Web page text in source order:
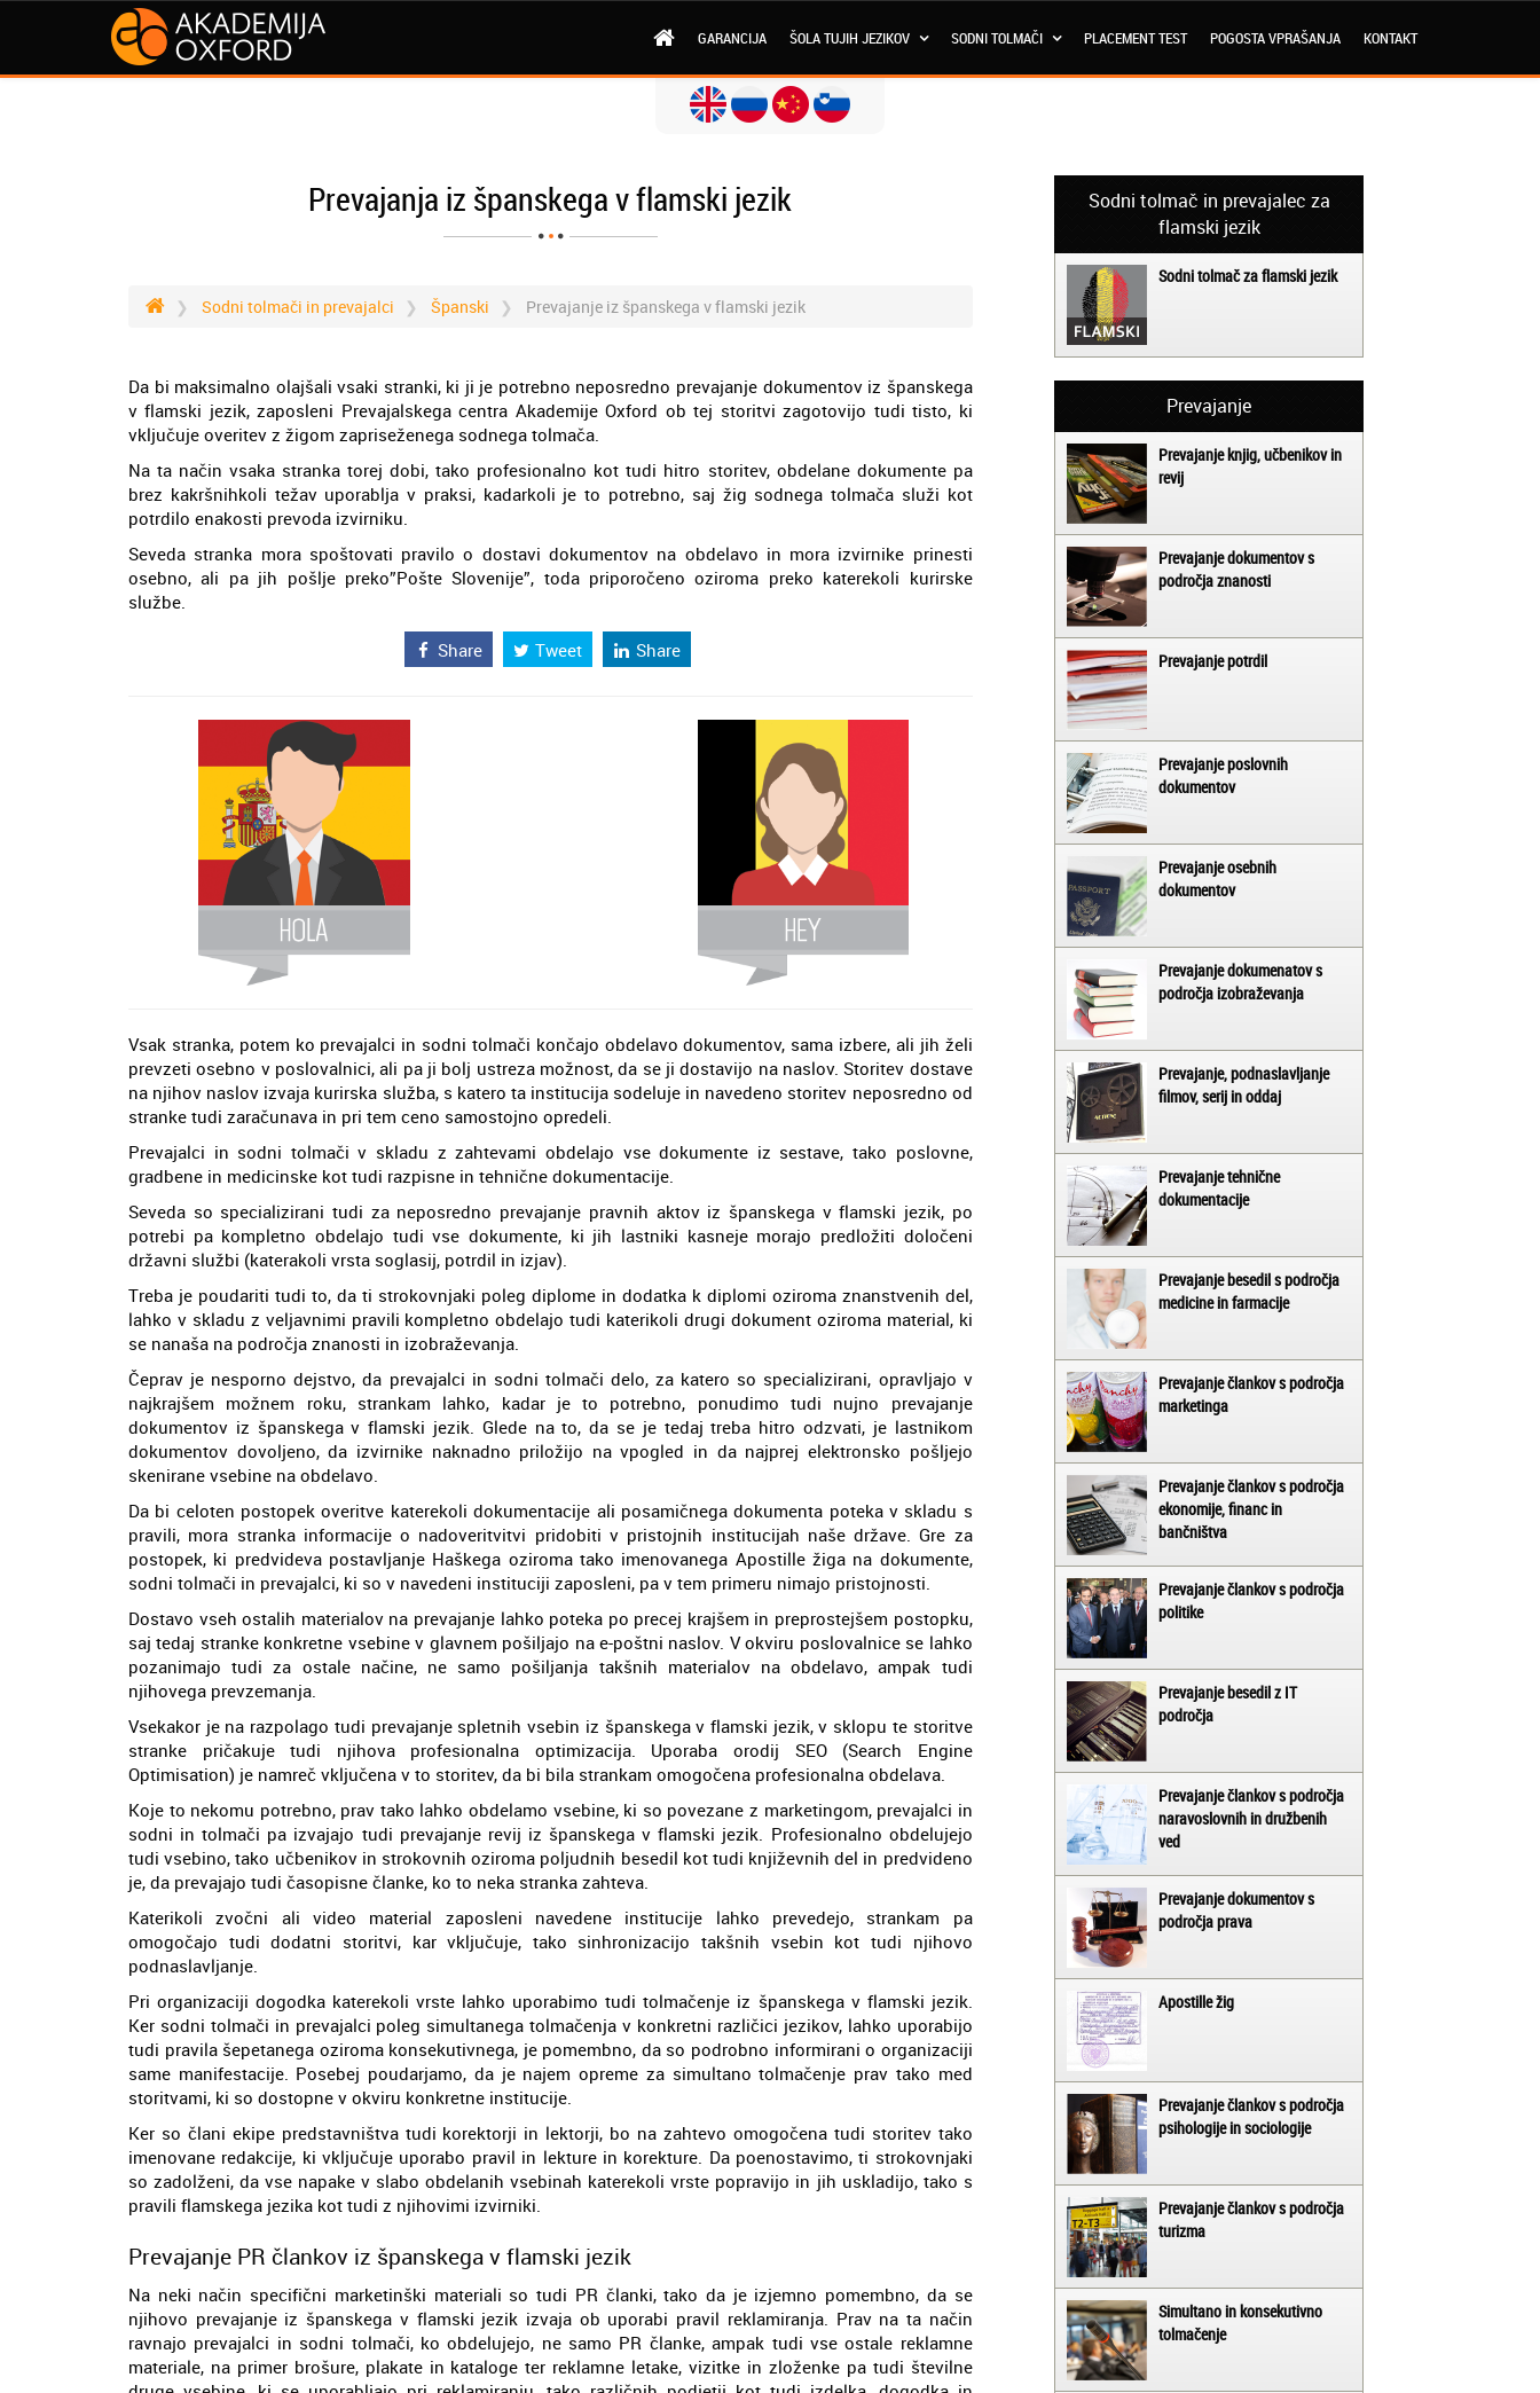
GARANCIJA ŠOLA TUJIH JEZIKOV SODNI TOLMAČI PLACEMENT TEST POGOSTA VPRAŠANJA KONTAKT
Prevajanja iz španskega v flamski jezik
Sodni tolmači in prevajalci Španski Prevajanje iz španskega v flamski jezik
Da bi maksimalno olajšali vsaki stranki, ki ji je potrebno neposredno prevajanje dokumentov iz španskega
v flamski jezik, zaposleni Prevajalskega centra Akademije Oxford ob tej storitvi zagotovijo tudi tisto, ki
vključuje overitev z žigom zapriseženega sodnega tolmača.
Na ta način vsaka stranka torej dobi, tako profesionalno kot tudi hitro storitev, obdelane dokumente pa
brez kakršnihkoli težav uporablja v praksi, kadarkoli je to potrebno, saj žig sodnega tolmača služi kot
potrdilo enakosti prevoda izvirniku.
Seveda stranka mora spoštovati pravilo o dostavi dokumentov na obdelavo in mora izvirnike prinesti
osebno, ali pa jih pošlje preko”Pošte Slovenije”, toda priporočeno oziroma preko katerekoli kurirske
službe.
Share Tweet Share
Vsak stranka, potem ko prevajalci in sodni tolmači končajo obdelavo dokumentov, sama izbere, ali jih želi
prevzeti osebno v poslovalnici, ali pa ji bolj ustreza možnost, da se ji dostavijo na naslov. Storitev dostave
na njihov naslov izvaja kurirska služba, s katero ta institucija sodeluje in navedeno storitev neposredno od
stranke tudi zaračunava in pri tem ceno samostojno opredeli.
Prevajalci in sodni tolmači v skladu z zahtevami obdelajo vse dokumente iz sestave, tako poslovne,
gradbene in medicinske kot tudi razpisne in tehnične dokumentacije.
Seveda so specializirani tudi za neposredno prevajanje pravnih aktov iz španskega v flamski jezik, po
potrebi pa kompletno obdelajo tudi vse dokumente, ki jih lastniki kasneje morajo predložiti določeni
državni službi (katerakoli vrsta soglasij, potrdil in izjav).
Treba je poudariti tudi to, da ti strokovnjaki poleg diplome in dodatka k diplomi oziroma znanstvenih del,
lahko v skladu z veljavnimi pravili kompletno obdelajo tudi katerikoli drugi dokument oziroma material, ki
se nanaša na področja znanosti in izobraževanja.
Čeprav je nesporno dejstvo, da prevajalci in sodni tolmači delo, za katero so specializirani, opravljajo v
najkrajšem možnem roku, strankam lahko, kadar je to potrebno, ponudimo tudi nujno prevajanje
dokumentov iz španskega v flamski jezik. Glede na to, da se je tedaj treba hitro odzvati, je lastnikom
dokumentov dovoljeno, da izvirnike naknadno priložijo na vpogled in da najprej elektronsko pošljejo
skenirane vsebine na obdelavo.
Da bi celoten postopek overitve katerekoli dokumentacije ali posamičnega dokumenta poteka v skladu s
pravili, mora stranka informacije o nadoveritvitvi pridobiti v pristojnih institucijah naše države. Gre za
postopek, ki predvideva postavljanje Haškega oziroma tako imenovanega Apostille žiga na dokumente,
sodni tolmači in prevajalci, ki so v navedeni instituciji zaposleni, pa v tem primeru nimajo pristojnosti.
Dostavo vseh ostalih materialov na prevajanje lahko poteka po precej krajšem in preprostejšem postopku,
saj tedaj stranke konkretne vsebine v glavnem pošiljajo na e-poštni naslov. V okviru poslovalnice se lahko
pozanimajo tudi za ostale načine, ne samo pošiljanja takšnih materialov na obdelavo, ampak tudi
njihovega prevzemanja.
Vsekakor je na razpolago tudi prevajanje spletnih vsebin iz španskega v flamski jezik, v sklopu te storitve
stranke pričakuje tudi njihova profesionalna optimizacija. Uporaba orodij SEO (Search Engine
Optimisation) je namreč vključena v to storitev, da bi bila strankam omogočena profesionalna obdelava.
Koje to nekomu potrebno, prav tako lahko obdelamo vsebine, ki so povezane z marketingom, prevajalci in
sodni in tolmači pa izvajajo tudi prevajanje revij iz španskega v flamski jezik. Profesionalno obdelujejo
tudi vsebino, tako učbenikov in strokovnih oziroma poljudnih besedil kot tudi književnih del in predvideno
je, da prevajajo tudi časopisne članke, ko to neka stranka zahteva.
Katerikoli zvočni ali video material zaposleni navedene institucije lahko prevedejo, strankam pa
omogočajo tudi dodatni storitvi, kar vključuje, tako sinhronizacijo takšnih vsebin kot tudi njihovo
podnaslavljanje.
Pri organizaciji dogodka katerekoli vrste lahko uporabimo tudi tolmačenje iz španskega v flamski jezik.
Ker sodni tolmači in prevajalci poleg simultanega tolmačenja v konkretni različici jezikov, lahko uporabijo
tudi pravila šepetanega oziroma konsekutivnega, je pomembno, da so podrobno informirani o organizaciji
same manifestacije. Posebej poudarjamo, da je najem opreme za simultano tolmačenje prav tako med
storitvami, ki so dostopne v okviru konkretne institucije.
Ker so člani ekipe predstavništva tudi korektorji in lektorji, bo na zahtevo omogočena tudi storitev tako
imenovane redakcije, ki vključuje uporabo pravil in lekture in korekture. Da poenostavimo, ti strokovnjaki
so zadolženi, da vse napake v slabo obdelanih vsebinah katerekoli vrste popravijo in jih uskladijo, tako s
pravili flamskega jezika kot tudi z njihovimi izvirniki.
Prevajanje PR člankov iz španskega v flamski jezik
Na neki način specifični marketinški materiali so tudi PR članki, tako da je izjemno pomembno, da se
njihovo prevajanje iz španskega v flamski jezik izvaja ob uporabi pravil reklamiranja. Prav na ta način
ravnajo prevajalci in sodni tolmači, ko obdelujejo, ne samo PR članke, ampak tudi vse ostale reklamne
materiale, na primer brošure, plakate in kataloge ter reklamne letake, vizitke in zloženke pa tudi številne
Sodni tolmač in prevajalec za
flamski jezik
Sodni tolmač za flamski jezik
Prevajanje
Prevajanje knjig, učbenikov in
revij
Prevajanje dokumentov s
področja znanosti
Prevajanje potrdil
Prevajanje poslovnih
dokumentov
Prevajanje osebnih
dokumentov
Prevajanje dokumenatov s
področja izobraževanja
Prevajanje, podnaslavljanje
filmov, serij in oddaj
Prevajanje tehnične
dokumentacije
Prevajanje besedil s področja
medicine in farmacije
Prevajanje člankov s področja
marketinga
Prevajanje člankov s področja
ekonomije, financ in
bančništva
Prevajanje člankov s področja
politike
Prevajanje besedil z IT
področja
Prevajanje člankov s področja
naravoslovnih in družbenih
ved
Prevajanje dokumentov s
področja prava
Apostille žig
Prevajanje člankov s področja
psihologije in sociologije
Prevajanje člankov s področja
turizma
Simultano in konsekutivno
tolmačenje